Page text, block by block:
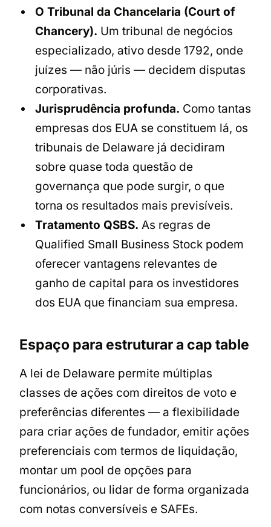
O Tribunal da Chancelaria (Court of
Chancery). Um tribunal de negócios
especializado, ativo desde 1792, onde
juízes — não júris — decidem disputas
corporativas.
Jurisprudência profunda. Como tantas
empresas dos EUA se constituem lá, os
tribunais de Delaware já decidiram
sobre quase toda questão de
governança que pode surgir, o que
torna os resultados mais previsíveis.
Tratamento QSBS. As regras de
Qualified Small Business Stock podem
oferecer vantagens relevantes de
ganho de capital para os investidores
dos EUA que financiam sua empresa.
Espaço para estruturar a cap table
A lei de Delaware permite múltiplas
classes de ações com direitos de voto e
preferências diferentes — a flexibilidade
para criar ações de fundador, emitir ações
preferenciais com termos de liquidação,
montar um pool de opções para
funcionários, ou lidar de forma organizada
com notas conversíveis e SAFEs.